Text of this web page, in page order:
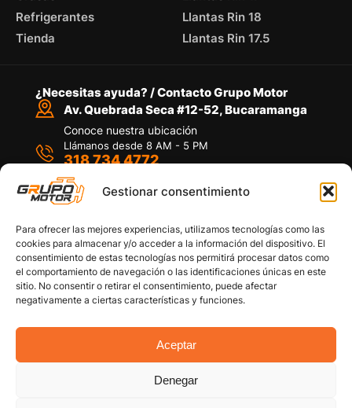
Gestionar consentimiento
Para ofrecer las mejores experiencias, utilizamos tecnologías como las
cookies para almacenar y/o acceder a la información del dispositivo. El
consentimiento de estas tecnologías nos permitirá procesar datos como
el comportamiento de navegación o las identificaciones únicas en este
sitio. No consentir o retirar el consentimiento, puede afectar
negativamente a ciertas características y funciones.
Aceptar
Denegar
Refrigerantes
Tienda
Llantas Rin 18
Llantas Rin 17.5
¿Necesitas ayuda? / Contacto Grupo Motor
Av. Quebrada Seca #12-52, Bucaramanga
Conoce nuestra ubicación
Llámanos desde 8 AM - 5 PM
318 734 4772
Por medio de WhatsApp
Copyright © 2026 Grupo Motor S.A.S. Todos los
Políticas de privacidad
Política de devoluciones y/o reembolsos
Términos y Condiciones